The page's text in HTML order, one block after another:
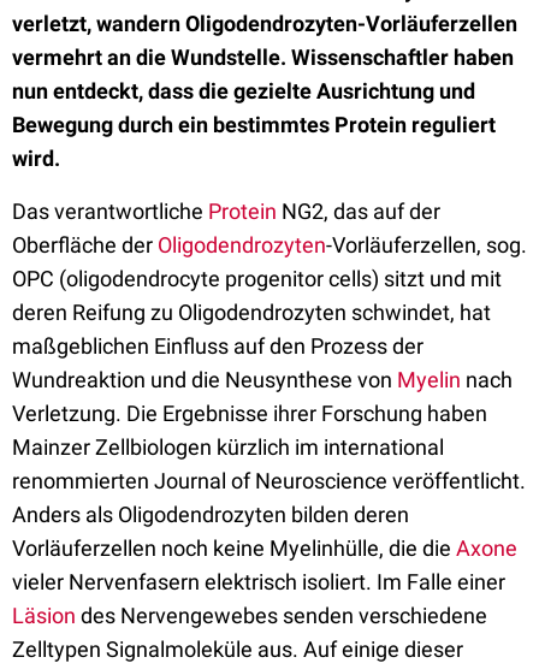
verletzt, wandern Oligodendrozyten-Vorläuferzellen
vermehrt an die Wundstelle. Wissenschaftler haben
nun entdeckt, dass die gezielte Ausrichtung und
Bewegung durch ein bestimmtes Protein reguliert
wird.
Das verantwortliche Protein NG2, das auf der
Oberfläche der Oligodendrozyten-Vorläuferzellen, sog.
OPC (oligodendrocyte progenitor cells) sitzt und mit
deren Reifung zu Oligodendrozyten schwindet, hat
maßgeblichen Einfluss auf den Prozess der
Wundreaktion und die Neusynthese von Myelin nach
Verletzung. Die Ergebnisse ihrer Forschung haben
Mainzer Zellbiologen kürzlich im international
renommierten Journal of Neuroscience veröffentlicht.
Anders als Oligodendrozyten bilden deren
Vorläuferzellen noch keine Myelinhülle, die die Axone
vieler Nervenfasern elektrisch isoliert. Im Falle einer
Läsion des Nervengewebes senden verschiedene
Zelltypen Signalmoleküle aus. Auf einige dieser